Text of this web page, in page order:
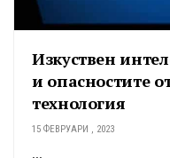
Изкуствен
и опасностите
технология
15 ФЕВРУАРИ , 2023